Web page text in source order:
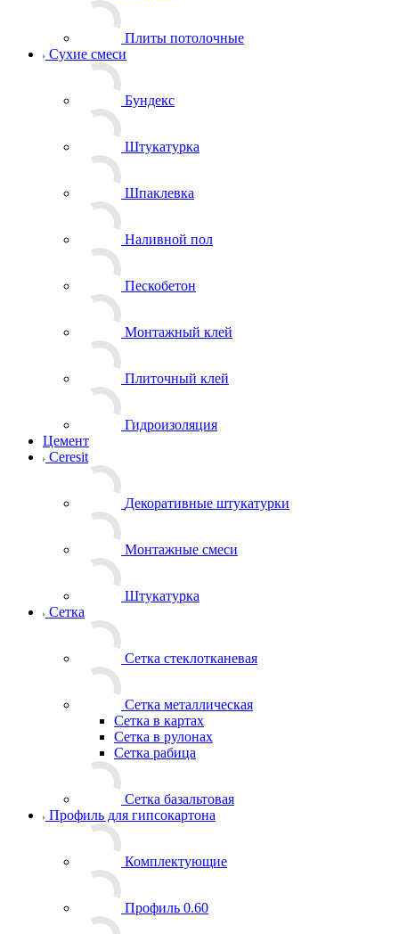
Плиты потолочные
Сухие смеси
Бундекс
Штукатурка
Шпаклевка
Наливной пол
Пескобетон
Монтажный клей
Плиточный клей
Гидроизоляция
Цемент
Ceresit
Декоративные штукатурки
Монтажные смеси
Штукатурка
Сетка
Сетка стеклотканевая
Сетка металлическая
Сетка в картах
Сетка в рулонах
Сетка рабица
Сетка базальтовая
Профиль для гипсокартона
Комплектующие
Профиль 0.60